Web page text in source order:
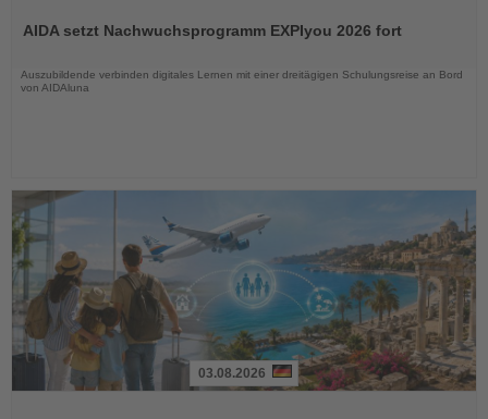
die
AIDA setzt Nachwuchsprogramm EXPIyou 2026 fort
Auszubildende verbinden digitales Lernen mit einer dreitägigen Schulungsreise an Bord
von AIDAluna
03.08.2026